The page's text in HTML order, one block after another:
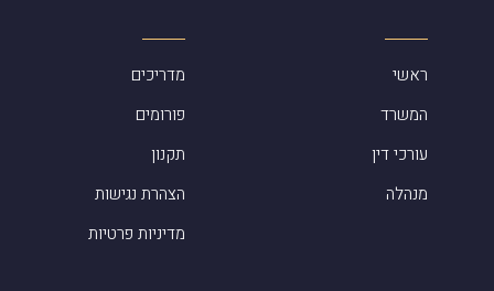
ראשי
המשרד
עורכי דין
מנהלה
מדריכים
פורומים
תקנון
הצהרת נגישות
מדיניות פרטיות